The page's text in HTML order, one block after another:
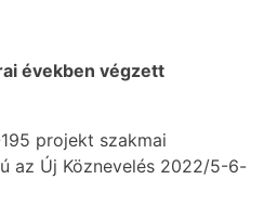
években végzett
projekt szakmai
az Új Köznevelés 2022/5-6-